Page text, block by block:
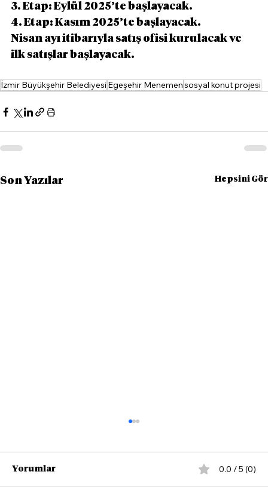
3. Etap: Eylül 2025’te başlayacak.
4. Etap: Kasım 2025’te başlayacak.
Nisan ayı itibarıyla satış ofisi kurulacak ve
ilk satışlar başlayacak.
İzmir Büyükşehir Belediyesi Egeşehir Menemensosyal konut projesi
Son Yazılar Hepsini Gör
Yorumlar 0.0 / 5 (0)